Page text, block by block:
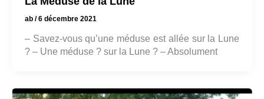
ab /6 décembre 2021
– Savez-vous qu’une méduse est allée sur la Lune
? – Une méduse ? sur la Lune ? – Absolument